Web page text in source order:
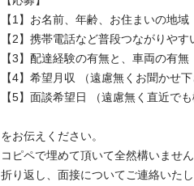
【1】お名前、年齢、お住まいの地域
【2】携帯電話など普段つながりやす
【3】配達経験の有無と、車両の有無
【4】希望月収 （遠慮無くお聞かせ下
【5】面談希望日 （遠慮無く直近でも
をお伝えください。
コピペで埋めて頂いて全然構いません
折り返し、面接についてご連絡いたし